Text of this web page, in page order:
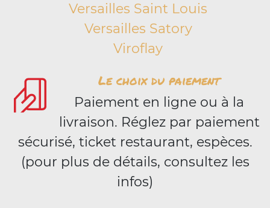
Versailles Saint Louis
Versailles Satory
Viroflay
Le choix du paiement
Paiement en ligne ou à la
livraison. Réglez par paiement
sécurisé, ticket restaurant, espèces.
(pour plus de détails, consultez les
infos)